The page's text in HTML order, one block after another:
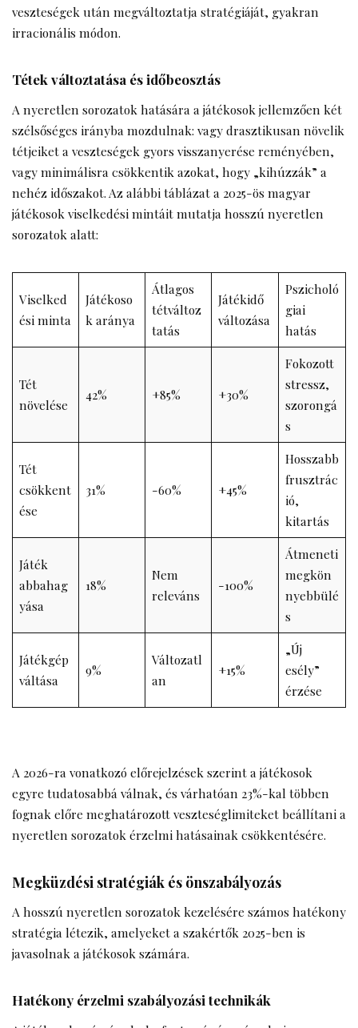
veszteségek után megváltoztatja stratégiáját, gyakran
irracionális módon.
Tétek változtatása és időbeosztás
A nyeretlen sorozatok hatására a játékosok jellemzően két
szélsőséges irányba mozdulnak: vagy drasztikusan növelik
tétjeiket a veszteségek gyors visszanyerése reményében,
vagy minimálisra csökkentik azokat, hogy „kihúzzák” a
nehéz időszakot. Az alábbi táblázat a 2025-ös magyar
játékosok viselkedési mintáit mutatja hosszú nyeretlen
sorozatok alatt:
Viselked
ési minta
Játékoso
k aránya
Átlagos
tétváltoz
tatás
Játékidő
változása
Pszicholó
giai
hatás
Tét
növelése
42% +85% +30%
Fokozott
stressz,
szorongá
s
Tét
csökkent
ése
31% -60% +45%
Hosszabb
frusztrác
ió,
kitartás
Játék
abbahag
yása
18%
Nem
releváns
-100%
Átmeneti
megkön
nyebbülé
s
Játékgép
váltása
9%
Változatl
an
+15%
„Új
esély”
érzése
A 2026-ra vonatkozó előrejelzések szerint a játékosok
egyre tudatosabbá válnak, és várhatóan 23%-kal többen
fognak előre meghatározott veszteséglimiteket beállítani a
nyeretlen sorozatok érzelmi hatásainak csökkentésére.
Megküzdési stratégiák és önszabályozás
A hosszú nyeretlen sorozatok kezelésére számos hatékony
stratégia létezik, amelyeket a szakértők 2025-ben is
javasolnak a játékosok számára.
Hatékony érzelmi szabályozási technikák